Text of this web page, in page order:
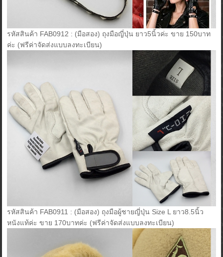
รหัสสินค้า FAB0912 : (มือสอง) ถุงมือญี่ปุ่น ยาว5นิ้วค่ะ ขาย 150บาท
ค่ะ (ฟรีค่าจัดส่งแบบลงทะเบียน)
รหัสสินค้า FAB0911 : (มือสอง) ถุงมือผู้ชายญี่ปุ่น Size L ยาว8.5นิ้ว
หนังแท้ค่ะ ขาย 170บาทค่ะ (ฟรีค่าจัดส่งแบบลงทะเบียน)